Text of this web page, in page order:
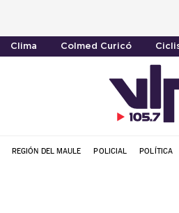
Clima Colmed Curicó
REGIÓN DEL MAULE POLICIAL POLÍTICA